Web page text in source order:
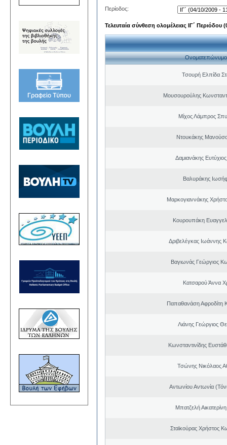
Περίοδος:
Τελευταία σύνθεση ολομέλειας ΙΓ΄ Περιόδου
Ονοματεπώνυμο
Τσουρή Ελπίδα
Μουσουρούλης
Μίχος Λάμπρος
Ντουκάκης
Δαμιανάκης
Βαλυράκης
Μαρκογιαννάκης
Κουρουπάκη
Δριβελέγκας Ιωάννης
Βαγιωνάς Γεώργιος
Κατσαρού Άννα
Παπαθανάση Αφροδίτη
Λιάνης Γεώργιος
Κωνσταντινίδης
Τσώνης Νικόλαος
Αντωνίου Αντωνία
Μπατζελή
Σταϊκούρας Χρήστος